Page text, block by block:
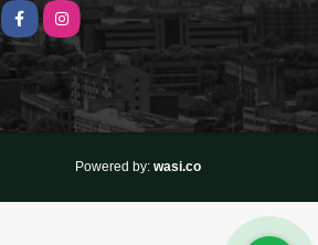
FacebookInstagram
Powered by: wasi.co